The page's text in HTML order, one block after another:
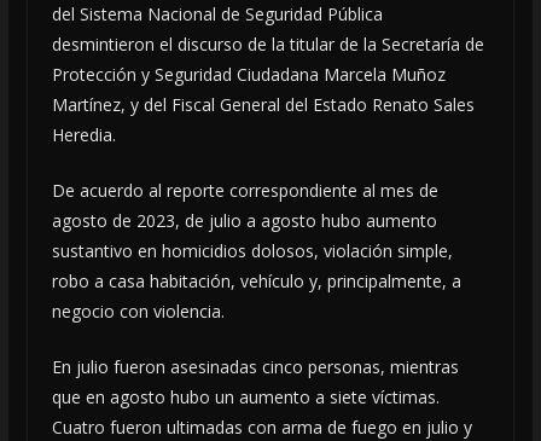
del Sistema Nacional de Seguridad Pública
desmintieron el discurso de la titular de la Secretaría de
Protección y Seguridad Ciudadana Marcela Muñoz
Martínez, y del Fiscal General del Estado Renato Sales
Heredia.
De acuerdo al reporte correspondiente al mes de
agosto de 2023, de julio a agosto hubo aumento
sustantivo en homicidios dolosos, violación simple,
robo a casa habitación, vehículo y, principalmente, a
negocio con violencia.
En julio fueron asesinadas cinco personas, mientras
que en agosto hubo un aumento a siete víctimas.
Cuatro fueron ultimadas con arma de fuego en julio y